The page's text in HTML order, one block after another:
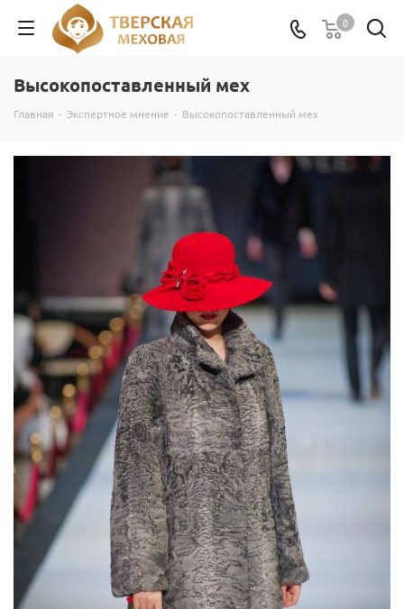
0
Высокопоставленный мех
Главная - Экспертное мнение - Высокопоставленный мех